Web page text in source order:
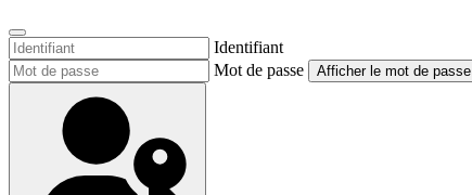
Identifiant
Mot de passe
Afficher le mot de passe